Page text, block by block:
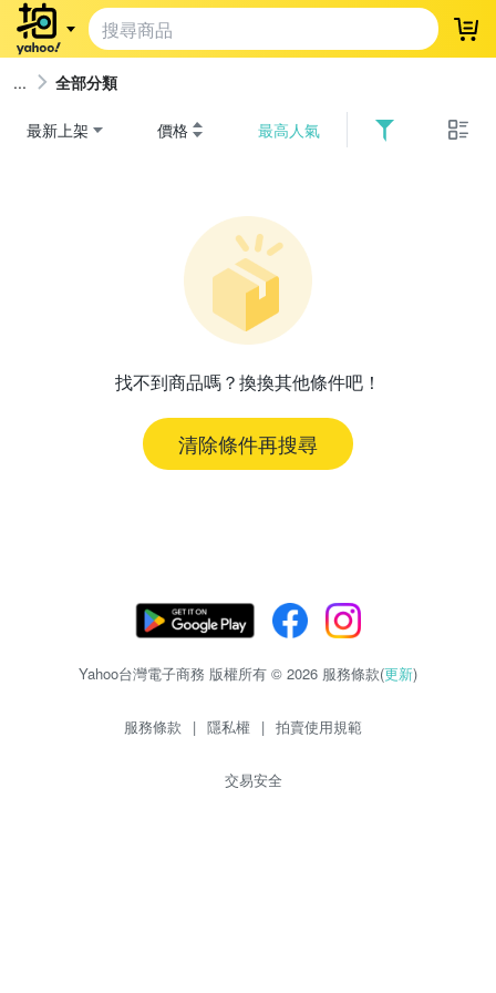
登
全部分類
最新上架 價格 最高人氣
找不到商品嗎？換換其他條件吧！
清除條件再搜尋
Yahoo台灣電子商務 版權所有 © 2026 服務條款(更新)
服務條款 | 隱私權 | 拍賣使用規範
交易安全